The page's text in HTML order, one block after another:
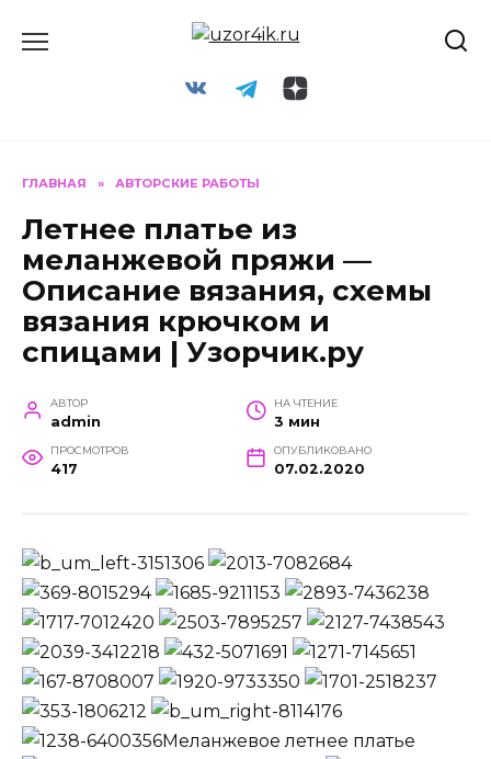
ГЛАВНАЯ » АВТОРСКИЕ РАБОТЫ
Летнее платье из
меланжевой пряжи —
Описание вязания, схемы
вязания крючком и
спицами | Узорчик.ру
АВТОР
admin
НА ЧТЕНИЕ
3 мин
ПРОСМОТРОВ
417
ОПУБЛИКОВАНО
07.02.2020
Меланжевое летнее платье